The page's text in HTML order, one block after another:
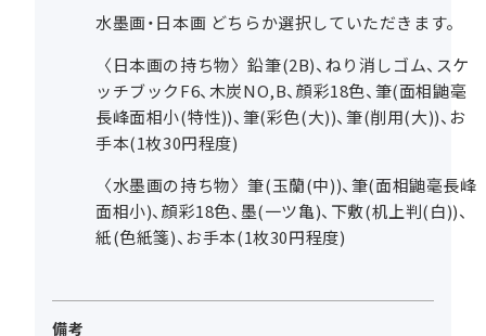
水墨画・日本画 どちらか選択していただきます。
〈日本画の持ち物〉鉛筆(2B)、ねり消しゴム、スケ
ッチブックF6、木炭NO,B、顔彩18色、筆(面相鼬毫
長峰面相小(特性))、筆(彩色(大))、筆(削用(大))、お
手本(1枚30円程度)
〈水墨画の持ち物〉筆(玉蘭(中))、筆(面相鼬毫長峰
面相小)、顔彩18色、墨(一ツ亀)、下敷(机上判(白))、
紙(色紙箋)、お手本(1枚30円程度)
備考